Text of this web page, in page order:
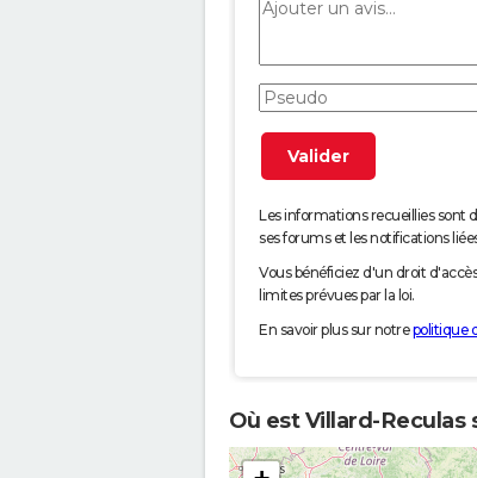
Les informations recueillies sont
ses forums et les notifications
Vous bénéficiez d'un droit
limites prévues par la loi.
En savoir plus sur notrepolitique
Où est Villard-Reculas